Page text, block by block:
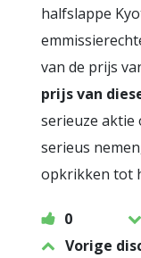
halfslappe
van de prijs
prijs van
serieuze aktie
serieus
opkrikken tot
0
Vorige